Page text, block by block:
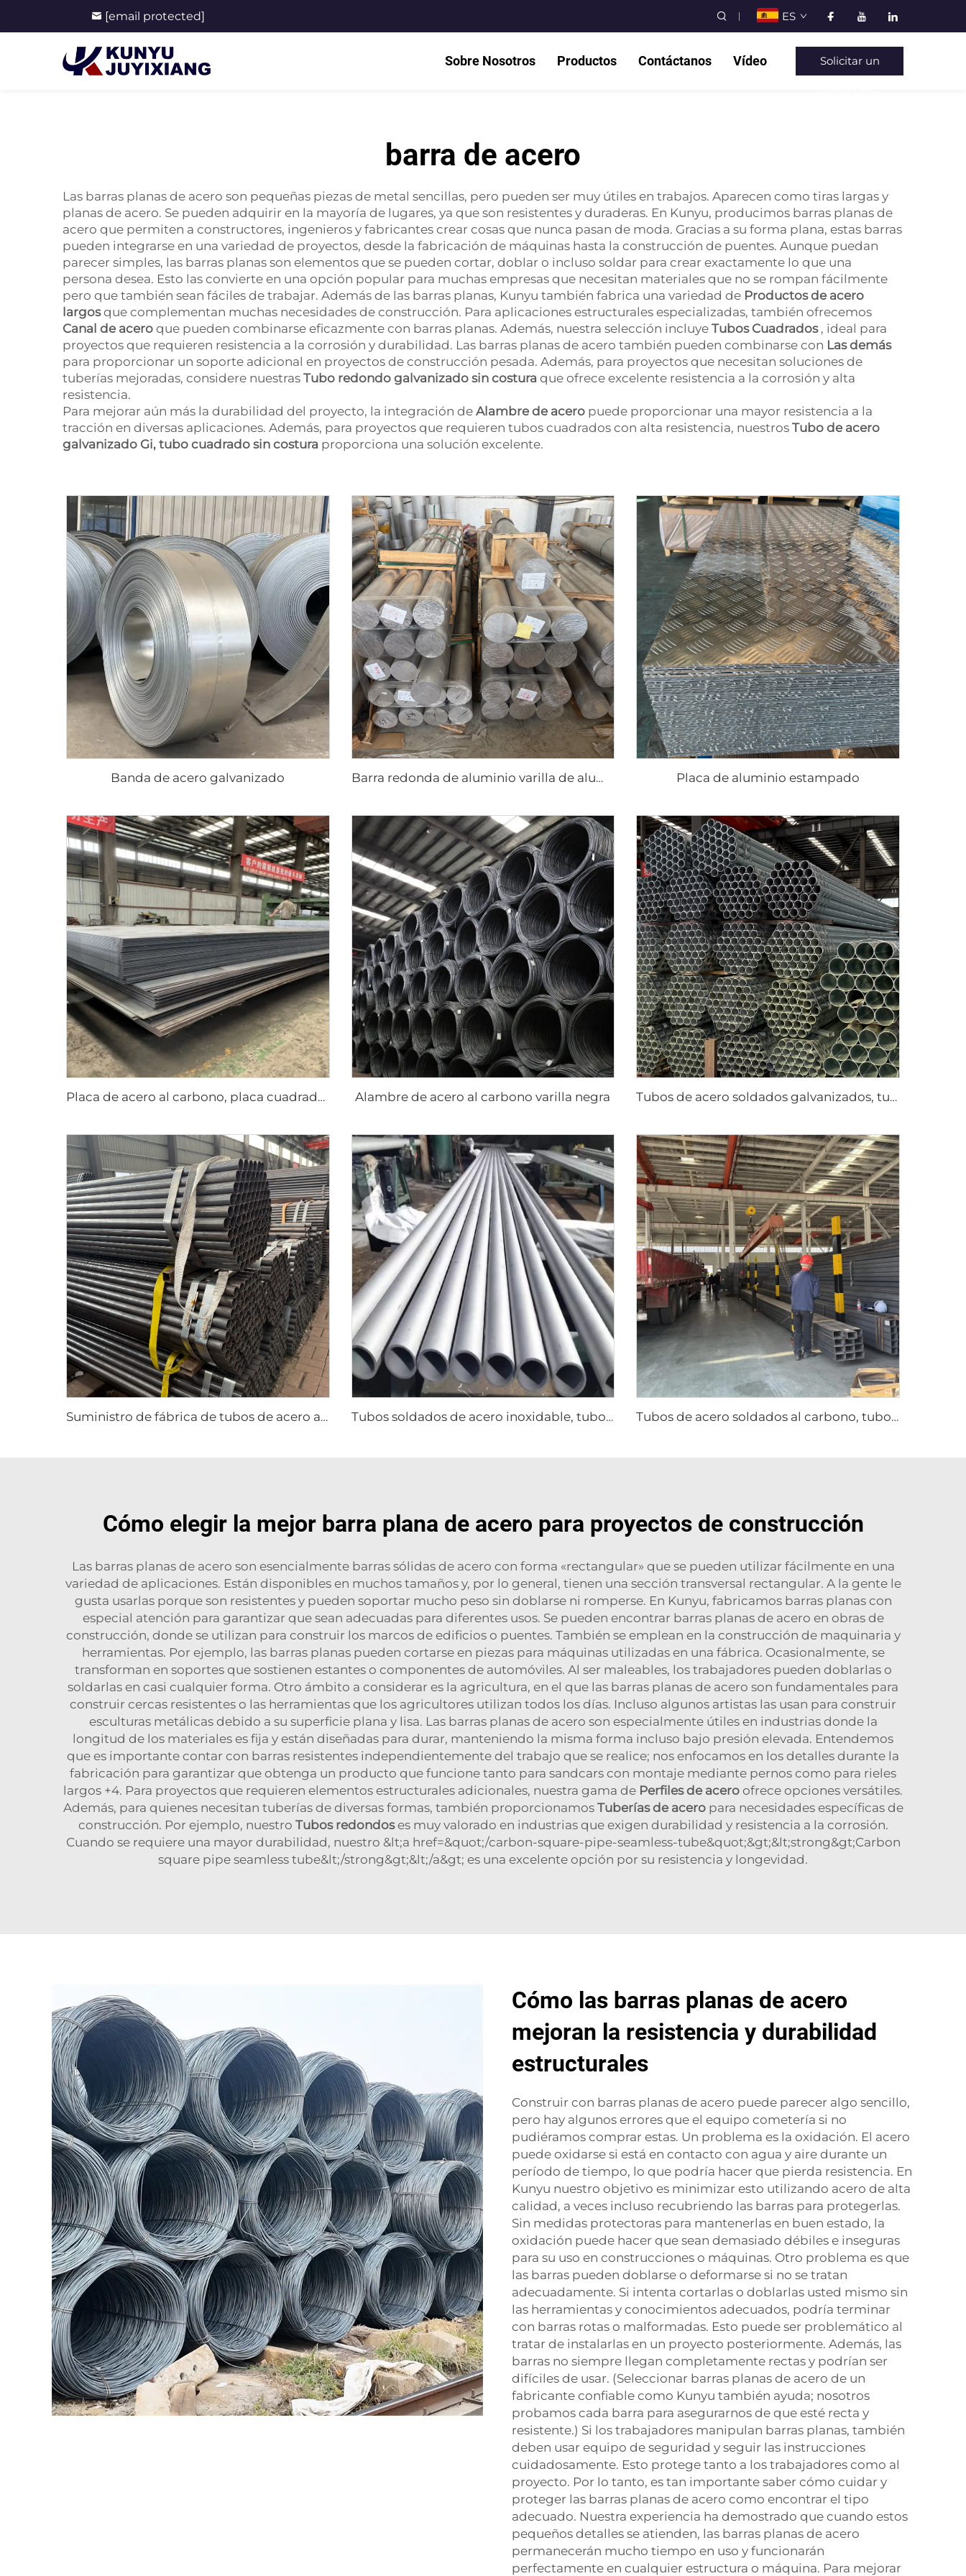
[email protected] ES
Sobre Nosotros Productos Contáctanos Vídeo Solicitar un
barra de acero
Las barras planas de acero son pequeñas piezas de metal sencillas, pero pueden ser muy útiles en trabajos. Aparecen como tiras largas y
planas de acero. Se pueden adquirir en la mayoría de lugares, ya que son resistentes y duraderas. En Kunyu, producimos barras planas de
acero que permiten a constructores, ingenieros y fabricantes crear cosas que nunca pasan de moda. Gracias a su forma plana, estas barras
pueden integrarse en una variedad de proyectos, desde la fabricación de máquinas hasta la construcción de puentes. Aunque puedan
parecer simples, las barras planas son elementos que se pueden cortar, doblar o incluso soldar para crear exactamente lo que una
persona desea. Esto las convierte en una opción popular para muchas empresas que necesitan materiales que no se rompan fácilmente
pero que también sean fáciles de trabajar. Además de las barras planas, Kunyu también fabrica una variedad de Productos de acero
largosque complementan muchas necesidades de construcción. Para aplicaciones estructurales especializadas, también ofrecemos
Canal de acero que pueden combinarse eficazmente con barras planas. Además, nuestra selección incluye Tubos Cuadrados , ideal para
proyectos que requieren resistencia a la corrosión y durabilidad. Las barras planas de acero también pueden combinarse con Las demás
para proporcionar un soporte adicional en proyectos de construcción pesada. Además, para proyectos que necesitan soluciones de
tuberías mejoradas, considere nuestras Tubo redondo galvanizado sin costura que ofrece excelente resistencia a la corrosión y alta
resistencia.
Para mejorar aún más la durabilidad del proyecto, la integración de Alambre de acero puede proporcionar una mayor resistencia a la
tracción en diversas aplicaciones. Además, para proyectos que requieren tubos cuadrados con alta resistencia, nuestros Tubo de acero
galvanizado Gi, tubo cuadrado sin costura proporciona una solución excelente.
Banda de acero galvanizado Barra redonda de aluminio varilla de aluminio Placa de aluminio estampado
Placa de acero al carbono, placa cuadrada de acero Alambre de acero al carbono varilla negra Tubos de acero soldados galvanizados, tubo redondo GI
Suministro de fábrica de tubos de acero al carbono, tubo redondo soldado Tubos soldados de acero inoxidable, tubos redondos Tubos de acero soldados al carbono, tubo cuadrado
Cómo elegir la mejor barra plana de acero para proyectos de construcción
Las barras planas de acero son esencialmente barras sólidas de acero con forma «rectangular» que se pueden utilizar fácilmente en una
variedad de aplicaciones. Están disponibles en muchos tamaños y, por lo general, tienen una sección transversal rectangular. A la gente le
gusta usarlas porque son resistentes y pueden soportar mucho peso sin doblarse ni romperse. En Kunyu, fabricamos barras planas con
especial atención para garantizar que sean adecuadas para diferentes usos. Se pueden encontrar barras planas de acero en obras de
construcción, donde se utilizan para construir los marcos de edificios o puentes. También se emplean en la construcción de maquinaria y
herramientas. Por ejemplo, las barras planas pueden cortarse en piezas para máquinas utilizadas en una fábrica. Ocasionalmente, se
transforman en soportes que sostienen estantes o componentes de automóviles. Al ser maleables, los trabajadores pueden doblarlas o
soldarlas en casi cualquier forma. Otro ámbito a considerar es la agricultura, en el que las barras planas de acero son fundamentales para
construir cercas resistentes o las herramientas que los agricultores utilizan todos los días. Incluso algunos artistas las usan para construir
esculturas metálicas debido a su superficie plana y lisa. Las barras planas de acero son especialmente útiles en industrias donde la
longitud de los materiales es fija y están diseñadas para durar, manteniendo la misma forma incluso bajo presión elevada. Entendemos
que es importante contar con barras resistentes independientemente del trabajo que se realice; nos enfocamos en los detalles durante la
fabricación para garantizar que obtenga un producto que funcione tanto para sandcars con montaje mediante pernos como para rieles
largos +4. Para proyectos que requieren elementos estructurales adicionales, nuestra gama de Perfiles de acero ofrece opciones versátiles.
Además, para quienes necesitan tuberías de diversas formas, también proporcionamos Tuberías de acero para necesidades específicas de
construcción. Por ejemplo, nuestro Tubos redondoses muy valorado en industrias que exigen durabilidad y resistencia a la corrosión.
Cuando se requiere una mayor durabilidad, nuestro &lt;a href=&quot;/carbon-square-pipe-seamless-tube&quot;&gt;&lt;strong&gt;Carbon
square pipe seamless tube&lt;/strong&gt;&lt;/a&gt; es una excelente opción por su resistencia y longevidad.
Cómo las barras planas de acero
mejoran la resistencia y durabilidad
estructurales
Construir con barras planas de acero puede parecer algo sencillo,
pero hay algunos errores que el equipo cometería si no
pudiéramos comprar estas. Un problema es la oxidación. El acero
puede oxidarse si está en contacto con agua y aire durante un
período de tiempo, lo que podría hacer que pierda resistencia. En
Kunyu nuestro objetivo es minimizar esto utilizando acero de alta
calidad, a veces incluso recubriendo las barras para protegerlas.
Sin medidas protectoras para mantenerlas en buen estado, la
oxidación puede hacer que sean demasiado débiles e inseguras
para su uso en construcciones o máquinas. Otro problema es que
las barras pueden doblarse o deformarse si no se tratan
adecuadamente. Si intenta cortarlas o doblarlas usted mismo sin
las herramientas y conocimientos adecuados, podría terminar
con barras rotas o malformadas. Esto puede ser problemático al
tratar de instalarlas en un proyecto posteriormente. Además, las
barras no siempre llegan completamente rectas y podrían ser
difíciles de usar. (Seleccionar barras planas de acero de un
fabricante confiable como Kunyu también ayuda; nosotros
probamos cada barra para asegurarnos de que esté recta y
resistente.) Si los trabajadores manipulan barras planas, también
deben usar equipo de seguridad y seguir las instrucciones
cuidadosamente. Esto protege tanto a los trabajadores como al
proyecto. Por lo tanto, es tan importante saber cómo cuidar y
proteger las barras planas de acero como encontrar el tipo
adecuado. Nuestra experiencia ha demostrado que cuando estos
pequeños detalles se atienden, las barras planas de acero
permanecerán mucho tiempo en uso y funcionarán
perfectamente en cualquier estructura o máquina. Para mejorar